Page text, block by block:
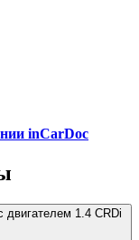
inCarDoc
двигателем 1.4 CRDi